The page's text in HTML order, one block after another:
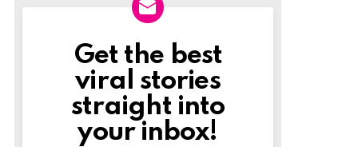
Newslett
Get the best
viral stories
straight into
your inbox!